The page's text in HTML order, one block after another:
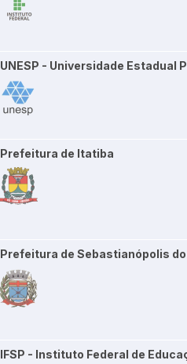
UNESP - Universidade Estadual
Prefeitura de Itatiba
Prefeitura de Sebastianópolis do
IFSP - Instituto Federal de